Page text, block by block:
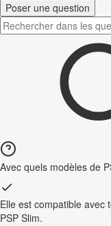
Poser une question
Avec quels modèles de
Elle est compatible avec
PSP Slim.